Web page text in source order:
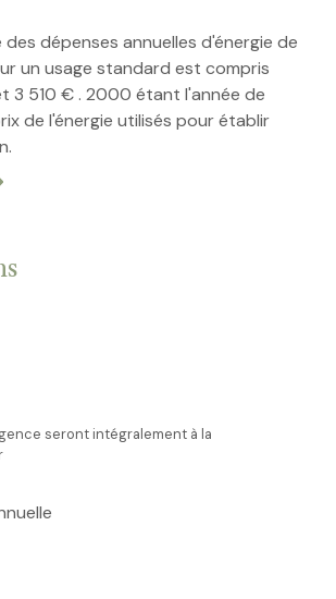
dépenses annuelles d'énergie de
un usage standard est compris
3 510 € . 2000 étant l'année de
de l'énergie utilisés pour établir
seront intégralement à la